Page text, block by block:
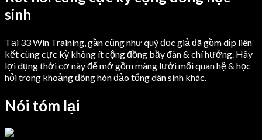
sinh
Tại 33 Win Training, gần cũng như quý đọc giả đã gồm dịp liên
kết cùng cực kỳ không ít cộng đồng bầy đàn & chí hướng. Hãy
lợi dụng thời cơ này để mở gồm màng lưới mối quan hệ & học
hỏi trong khoảng đông hòn đảo tổng dân sinh khác.
Nói tóm lại